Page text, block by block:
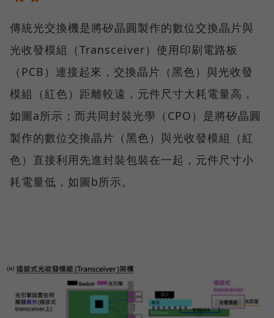
傳統光交換機是將矽晶圓製作的數位交換晶片與
光收發模組（Transceiver）使用印刷電路板
（PCB）連接起來，交換晶片（黑色）與光收發
模組（紅色）距離較遠，元件尺寸大耗電量高，
如圖a所示；而共同封裝光學（CPO）是將矽晶圓
製作的數位交換晶片（黑色）與光收發模組（紅
色）直接利用先進封裝包裝在一起，元件尺寸小
耗電量低，如圖b所示。